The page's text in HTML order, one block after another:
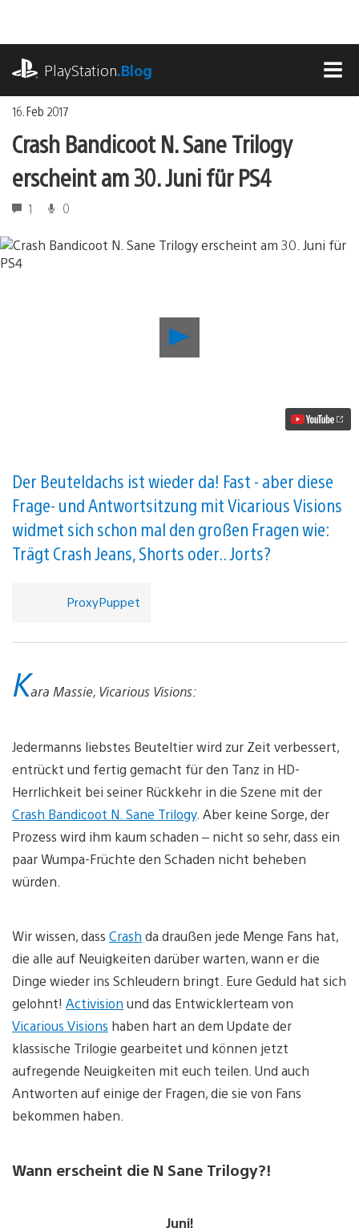
springen
PlayStation.Blog
16. Feb 2017
Crash Bandicoot N. Sane Trilogy
erscheint am 30. Juni für PS4
1 0
N.
PS4
Video
abspielen
Der Beuteldachs ist wieder da! Fast - aber diese
Frage- und Antwortsitzung mit Vicarious Visions
widmet sich schon mal den großen Fragen wie:
Trägt Crash Jeans, Shorts oder.. Jorts?
ProxyPuppet
Kara Massie, Vicarious Visions:
Jedermanns liebstes Beuteltier wird zur Zeit verbessert,
entrückt und fertig gemacht für den Tanz in HD-
Herrlichkeit bei seiner Rückkehr in die Szene mit der
Crash Bandicoot N. Sane Trilogy. Aber keine Sorge, der
Prozess wird ihm kaum schaden – nicht so sehr, dass ein
paar Wumpa-Früchte den Schaden nicht beheben
würden.
Wir wissen, dass Crash da draußen jede Menge Fans hat,
die alle auf Neuigkeiten darüber warten, wann er die
Dinge wieder ins Schleudern bringt. Eure Geduld hat sich
gelohnt! Activision und das Entwicklerteam von
Vicarious Visions haben hart an dem Update der
klassische Trilogie gearbeitet und können jetzt
aufregende Neuigkeiten mit euch teilen. Und auch
Antworten auf einige der Fragen, die sie von Fans
bekommen haben.
Wann erscheint die N Sane Trilogy?!
Juni!